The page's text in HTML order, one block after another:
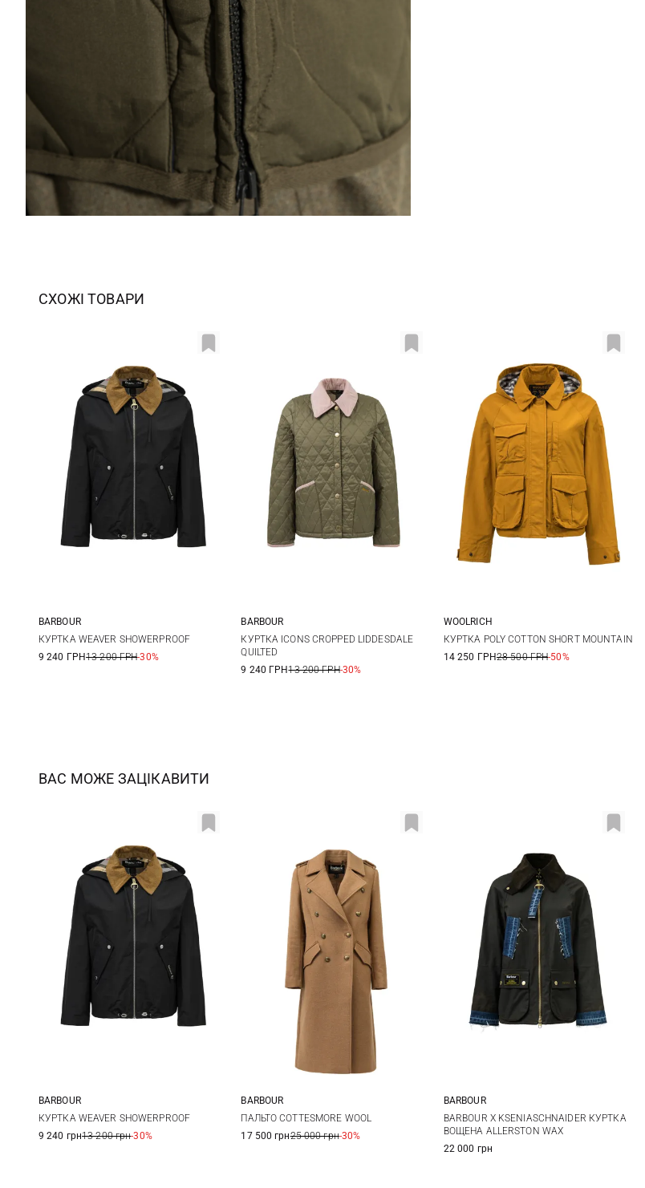
СХОЖІ ТОВАРИ
8 10 12
BARBOUR
КУРТКА WEAVER SHOWERPROOF
9 240 ГРН13 200 ГРН-30%
8 10 12 14
BARBOUR
КУРТКА ICONS CROPPED LIDDESDALE
QUILTED
9 240 ГРН13 200 ГРН-30%
S
WOOLRICH
КУРТКА POLY COTTON SHORT MOUNTAIN
14 250 ГРН28 500 ГРН-50%
ВАС МОЖЕ ЗАЦІКАВИТИ
8 10 12
BARBOUR
КУРТКА WEAVER SHOWERPROOF
9 240 грн13 200 грн-30%
8 10 12
BARBOUR
ПАЛЬТО COTTESMORE WOOL
17 500 грн25 000 грн-30%
6 8 10 12
14
BARBOUR
BARBOUR X KSENIASCHNAIDER КУРТКА
ВОЩЕНА ALLERSTON WAX
22 000 грн